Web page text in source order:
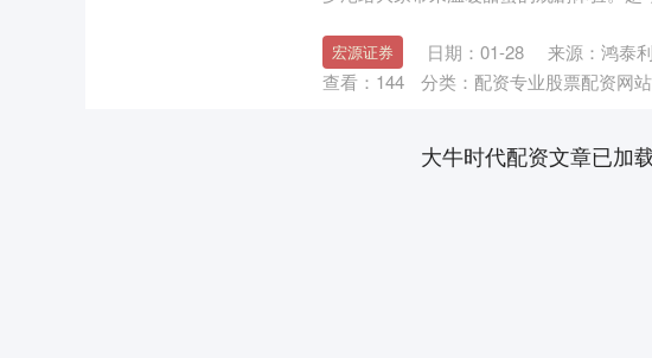
宏源证券 日期：01-28
来源：鸿泰
查看： 144 分类： 配资专业股票配资网站
大牛时代配资文章已加
14311.01 200.89 1.42%